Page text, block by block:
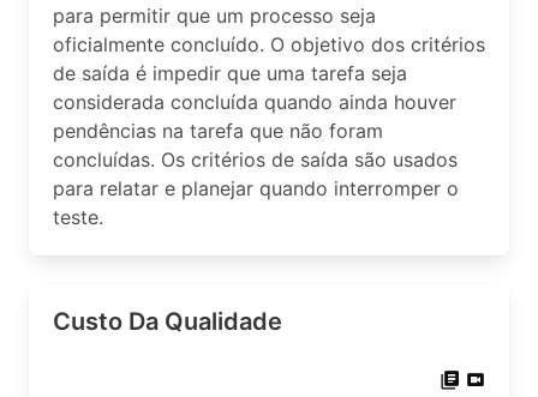
para permitir que um processo seja
oficialmente concluído. O objetivo dos critérios
de saída é impedir que uma tarefa seja
considerada concluída quando ainda houver
pendências na tarefa que não foram
concluídas. Os critérios de saída são usados
para relatar e planejar quando interromper o
teste.
Custo Da Qualidade